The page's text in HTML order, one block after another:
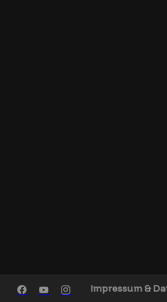
Impressum &